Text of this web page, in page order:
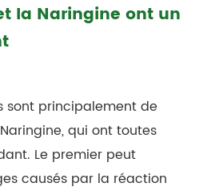
la Naringine ont un
sont principalement de
qui ont toutes
Le premier peut
causés par la réaction